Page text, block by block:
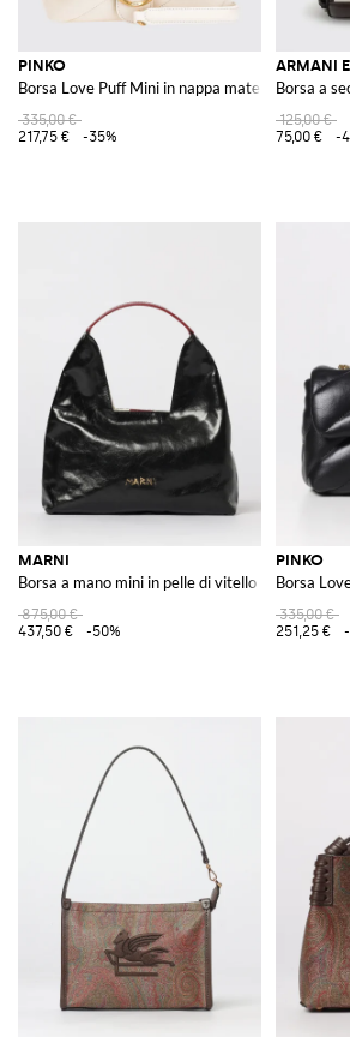
PINKO
Borsa Love Puff Mini in nappa matelassè
335,00 €
217,75 €
-35%
ARMANI
Borsa a
125,00 €
75,00 €
-
MARNI
Borsa a mano mini in pelle di vitello
875,00 €
437,50 €
-50%
PINKO
Borsa
335,00 €
251,25 €